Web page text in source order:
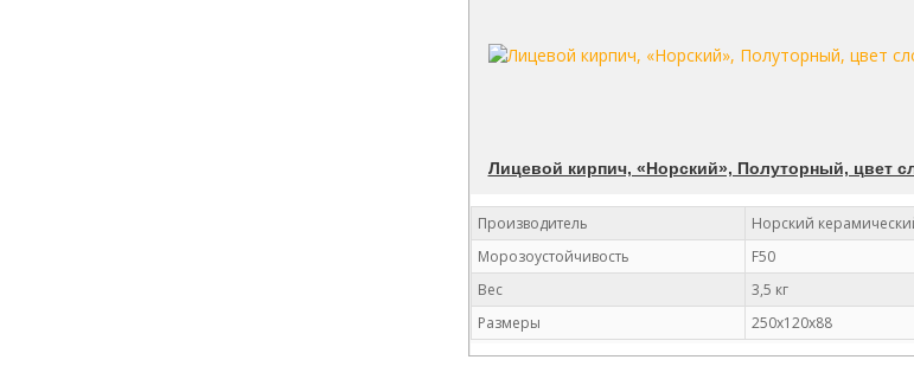
Лицевой кирпич, «Норский», Полуторный, цвет
Производитель
Норский
Морозоустойчивость
F50
Вес
3,5 кг
Размеры
250х120х88